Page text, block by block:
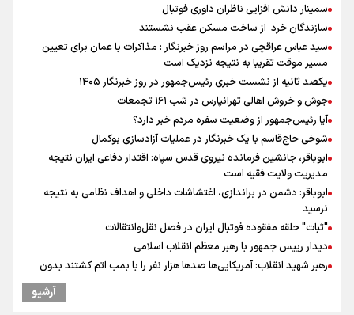
سمینار دانش افزایی ناظران داوری فوتبال
سازندگان خرد از ساخت مسکن عقب نشستند
سید عباس عراقچی در مراسم روز خبرنگار : مذاکرات با عمان برای تعیین
مسیر موقت تقریبا به نتیجه نزدیک است
یکصد ثانیه از نشست خبری رئیس‌جمهور در روز خبرنگار ۱۴۰۵
جوش و خروش اهالی تهرانپارس در شب ۱۶۱ تجمعات
آیا رئیس‌جمهور از وضعیت سفره مردم خبر دارد؟
شوخی حاج‌قاسم با یک خبرنگار در عملیات آزادسازی بوکمال
ابوباقر، جانشین فرمانده نیروی قدس سپاه: اقتدار دفاعی ایران نتیجه
مدیریت ولایت فقیه است
ابوباقر: دشمن در براندازی، اغتشاشات داخلی و اهداف نظامی به نتیجه
نرسید
"ثبات" حلقه مفقوده فوتبال ایران در فصل نقل‌وانتقالات
دیدار رییس جمهور با رهبر معظم انقلاب اسلامی
رهبر شهید انقلاب: آمریکایی‌ها صدها هزار نفر را با بمب اتم کشتند بدون
آرشیو